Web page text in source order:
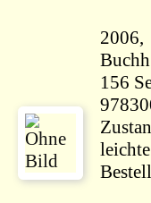
2006,
156 Seiten